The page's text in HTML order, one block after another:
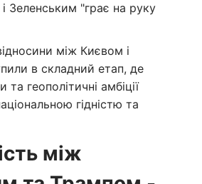
Зеленським "грає на руку
між Києвом і
в складний етап, де
та геополітичні амбіції
гідністю та
між